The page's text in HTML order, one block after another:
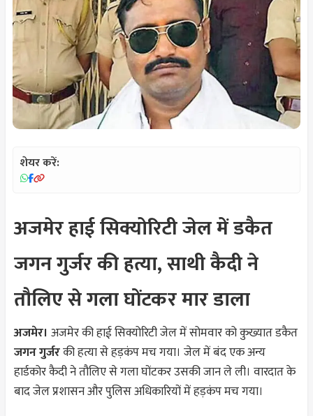
शेयर करें:
अजमेर हाई सिक्योरिटी जेल में डकैत
जगन गुर्जर की हत्या, साथी कैदी ने
तौलिए से गला घोंटकर मार डाला
अजमेर। अजमेर की हाई सिक्योरिटी जेल में सोमवार को कुख्यात डकैत
जगन गुर्जरकी हत्या से हड़कंप मच गया। जेल में बंद एक अन्य
हार्डकोर कैदी ने तौलिए से गला घोंटकर उसकी जान ले ली। वारदात के
बाद जेल प्रशासन और पुलिस अधिकारियों में हड़कंप मच गया।